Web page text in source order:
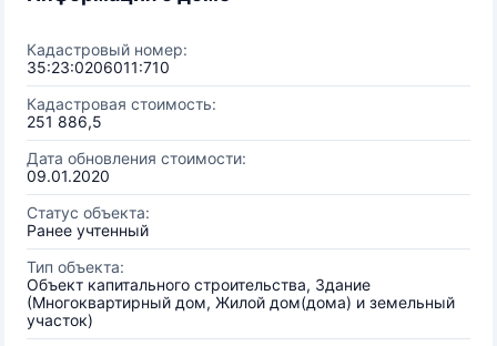
Кадастровый номер:
35:23:0206011:710
Кадастровая стоимость:
251 886,5
Дата обновления стоимости:
09.01.2020
Статус объекта:
Ранее учтенный
Тип объекта:
Объект капитального строительства, Здание
(Многоквартирный дом, Жилой дом(дома) и земельный
участок)